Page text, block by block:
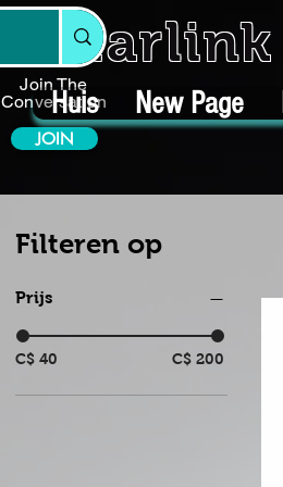
Join The
Conversation
JOIN
Huis New Page
Filteren op
Prijs
C$ 40 C$ 200